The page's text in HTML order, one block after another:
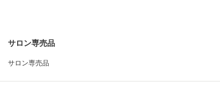
サロン専売品
サロン専売品